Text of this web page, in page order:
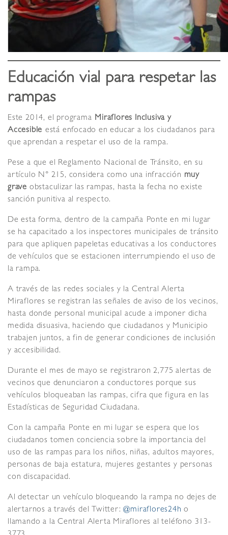
Educación vial para respetar las
rampas
Este 2014, el programa Miraflores Inclusiva y
Accesible está enfocado en educar a los ciudadanos para
que aprendan a respetar el uso de la rampa.
Pese a que el Reglamento Nacional de Tránsito, en su
artículo N° 215, considera como una infracción muy
grave obstaculizar las rampas, hasta la fecha no existe
sanción punitiva al respecto.
De esta forma, dentro de la campaña Ponte en mi lugar
se ha capacitado a los inspectores municipales de tránsito
para que apliquen papeletas educativas a los conductores
de vehículos que se estacionen interrumpiendo el uso de
la rampa.
A través de las redes sociales y la Central Alerta
Miraflores se registran las señales de aviso de los vecinos,
hasta donde personal municipal acude a imponer dicha
medida disuasiva, haciendo que ciudadanos y Municipio
trabajen juntos, a fin de generar condiciones de inclusión
y accesibilidad.
Durante el mes de mayo se registraron 2,775 alertas de
vecinos que denunciaron a conductores porque sus
vehículos bloqueaban las rampas, cifra que figura en las
Estadísticas de Seguridad Ciudadana.
Con la campaña Ponte en mi lugar se espera que los
ciudadanos tomen conciencia sobre la importancia del
uso de las rampas para los niños, niñas, adultos mayores,
personas de baja estatura, mujeres gestantes y personas
con discapacidad.
Al detectar un vehículo bloqueando la rampa no dejes de
alertarnos a través del Twitter:@miraflores24h o
llamando a la Central Alerta Miraflores al teléfono 313-